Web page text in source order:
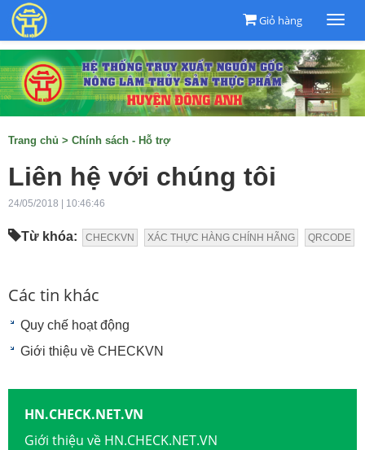
Giỏ hàng
Trang chủ > Chính sách - Hỗ trợ
Liên hệ với chúng tôi
24/05/2018 | 10:46:46
Từ khóa: CHECKVN XÁC THỰC HÀNG CHÍNH HÃNG QRCODE
Các tin khác
Quy chế hoạt động
Giới thiệu về CHECKVN
HN.CHECK.NET.VN
Giới thiệu về HN.CHECK.NET.VN